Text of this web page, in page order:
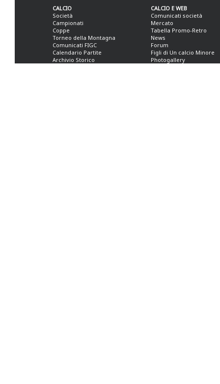
CALCIO
Società
Campionati
Coppe
Torneo della Montagna
Comunicati FIGC
Calendario Partite
Archivio Storico
CALCIO E WEB
Comunicati società
Mercato
Tabella Promo-Retro
News
Forum
Figli di Un calcio Minore
Photogallery